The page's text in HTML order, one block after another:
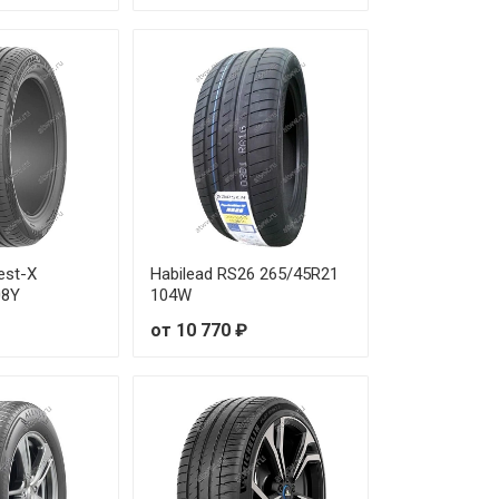
от 38 080 ₽
от 39 150 ₽
от 44 290 ₽
от 34 060 ₽
от 28 910 ₽
X
Habilead RS26 265/45R21
104W
от 10 770 ₽